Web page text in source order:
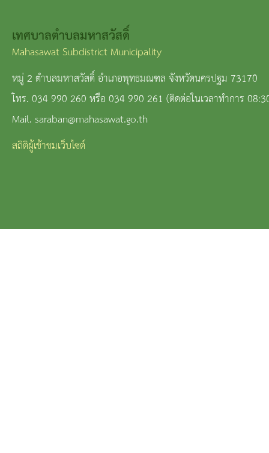
เทศบาลตำบลมหาสวัสดิ์
Mahasawat Subdistrict Municipality
หมู่ 2 ตำบลมหาสวัสดิ์ อำเภอพุทธมณฑล จังหวัดนครปฐม 73170
โทร. 034 990 260 หรือ 034 990 261 (ติดต่อในเวลาทำการ
Mail. saraban@mahasawat.go.th
สถิติผู้เข้าชมเว็บไซต์